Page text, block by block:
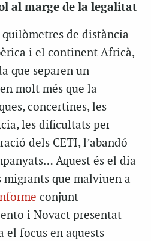
al marge de la legalitat
quilòmetres de distància
i el continent Africà,
que separen un
molt més que la
concertines, les
les dificultats per
dels CETI, l’abandó
Aquest és el dia
migrants que malviuen a
conjunt
i Novact presentat
el focus en aquests